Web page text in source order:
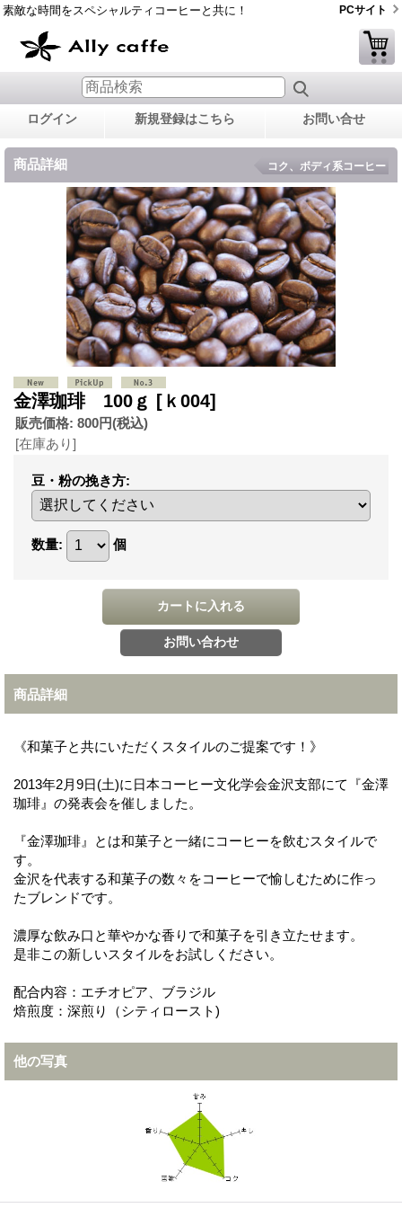
素敵な時間をスペシャルティコーヒーと共に！ PCサイト
ログイン 新規登録はこちら お問い合せ
商品詳細 コク、ボディ系コーヒー
金澤珈琲 100ｇ [ｋ004]
販売価格: 800円(税込)
[在庫あり]
豆・粉の挽き方:
数量: 個
商品詳細
《和菓子と共にいただくスタイルのご提案です！》
2013年2月9日(土)に日本コーヒー文化学会金沢支部にて『金澤
珈琲』の発表会を催しました。
『金澤珈琲』とは和菓子と一緒にコーヒーを飲むスタイルで
す。
金沢を代表する和菓子の数々をコーヒーで愉しむために作っ
たブレンドです。
濃厚な飲み口と華やかな香りで和菓子を引き立たせます。
是非この新しいスタイルをお試しください。
配合内容：エチオピア、ブラジル
焙煎度：深煎り（シティロースト)
他の写真